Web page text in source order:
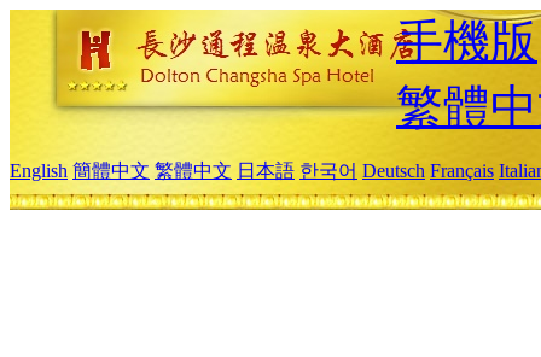
手機版
繁體
English 簡體中文 繁體中文 日本語 한국어 Deutsch Français